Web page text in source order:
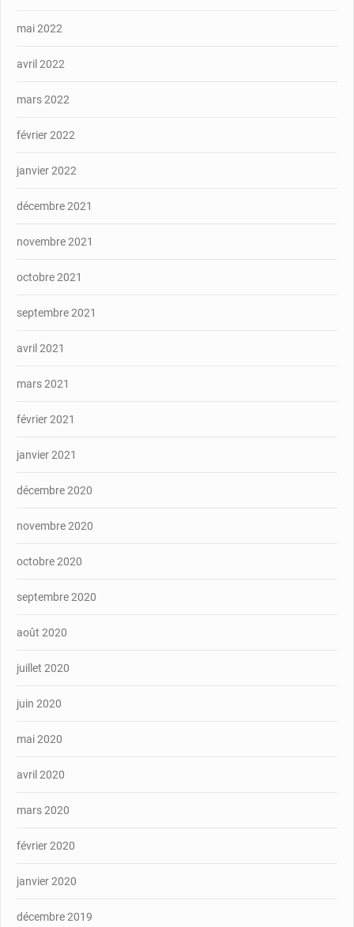
mai 2022
avril 2022
mars 2022
février 2022
janvier 2022
décembre 2021
novembre 2021
octobre 2021
septembre 2021
avril 2021
mars 2021
février 2021
janvier 2021
décembre 2020
novembre 2020
octobre 2020
septembre 2020
août 2020
juillet 2020
juin 2020
mai 2020
avril 2020
mars 2020
février 2020
janvier 2020
décembre 2019